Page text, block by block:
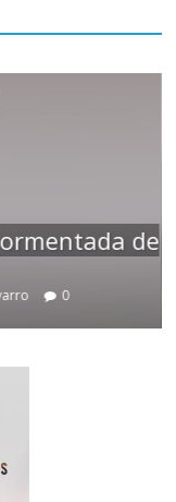
de
0